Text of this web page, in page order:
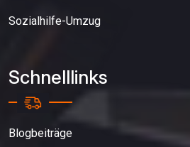
Sozialhilfe-Umzug
Schnelllinks
Blogbeiträge